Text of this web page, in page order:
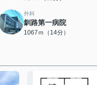
外科
釧路第一病院
1067ｍ（14分）